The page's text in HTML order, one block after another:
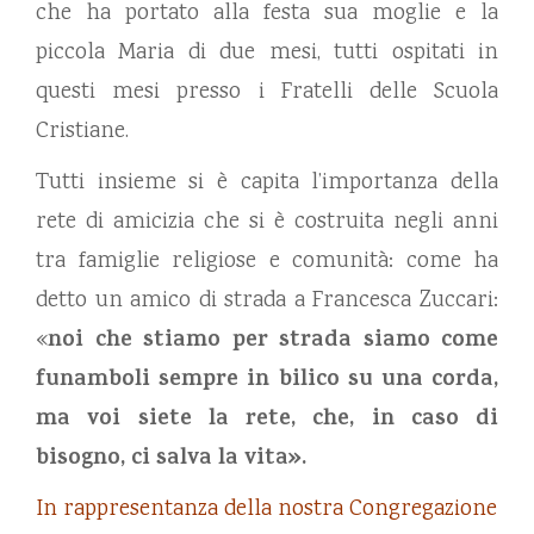
che ha portato alla festa sua moglie e la
piccola Maria di due mesi, tutti ospitati in
questi mesi presso i Fratelli delle Scuola
Cristiane.
Tutti insieme si è capita l’importanza della
rete di amicizia che si è costruita negli anni
tra famiglie religiose e comunità: come ha
detto un amico di strada a Francesca Zuccari:
«noi che stiamo per strada siamo come
funamboli sempre in bilico su una corda,
ma voi siete la rete, che, in caso di
bisogno, ci salva la vita».
In rappresentanza della nostra Congregazione